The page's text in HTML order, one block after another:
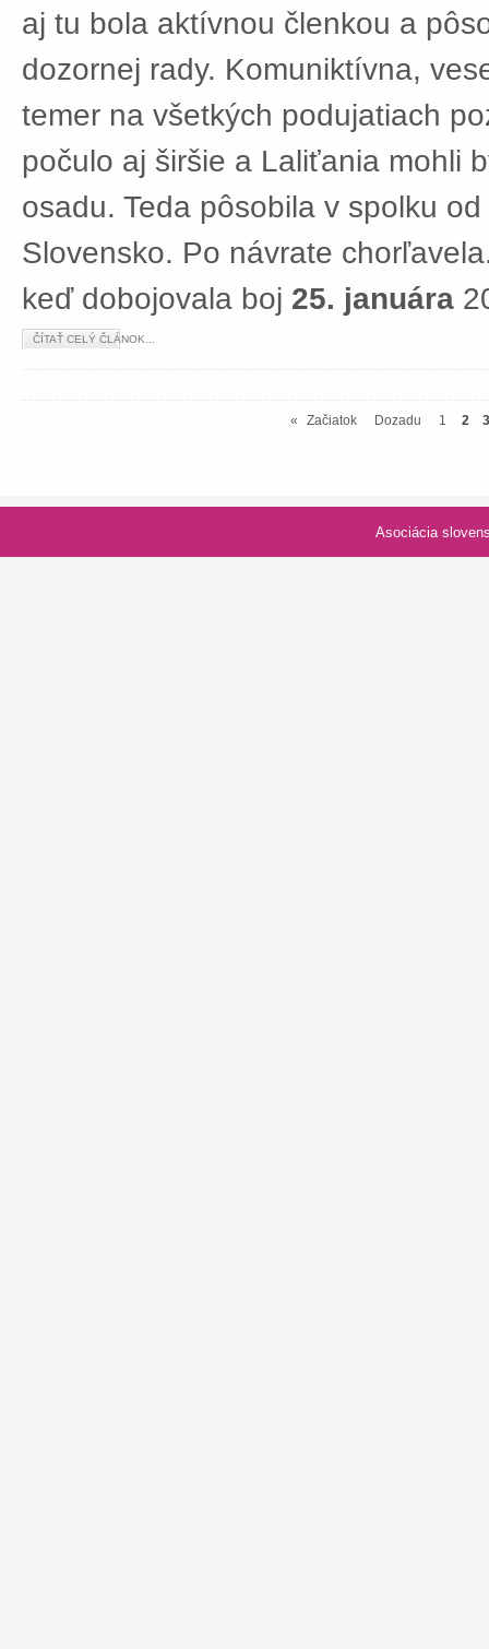
aj tu bola aktívnou členkou a
dozornej rady. Komuniktívna,
temer na všetkých podujatiach
počulo aj širšie a Laliťania mohli
osadu. Teda pôsobila v spolku
Slovensko. Po návrate
keď dobojovala boj 25. januára
ČÍTAŤ CELÝ ČLÁNOK...
« Začiatok Dozadu 1 2 3
Asociácia slovenských